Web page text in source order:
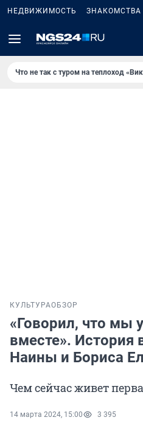
НЕДВИЖИМОСТЬ ЗНАКОМСТВА
Что не так с туром на теплоход
КУЛЬТУРАОБЗОР
«Говорил, что мы
вместе». История
Наины и Бориса
Чем сейчас живет
14 марта 2024, 15:00 3 395